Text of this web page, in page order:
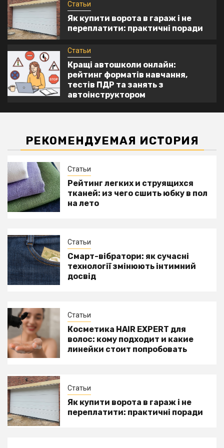
форматів навчання, тестів ПДР та
занять з автоінструктором
Статьи
Як купити ворота в гараж і не
переплатити: практичні поради
Статьи
Кращі автошколи онлайн:
рейтинг форматів навчання,
тестів ПДР та занять з
автоінструктором
РЕКОМЕНДУЕМАЯ ИСТОРИЯ
Статьи
Рейтинг легких и струящихся
тканей: из чего сшить юбку в пол
на лето
Статьи
Смарт-вібратори: як сучасні
технології змінюють інтимний
досвід
Статьи
Косметика HAIR EXPERT для
волос: кому подходит и какие
линейки стоит попробовать
Статьи
Як купити ворота в гараж і не
переплатити: практичні поради